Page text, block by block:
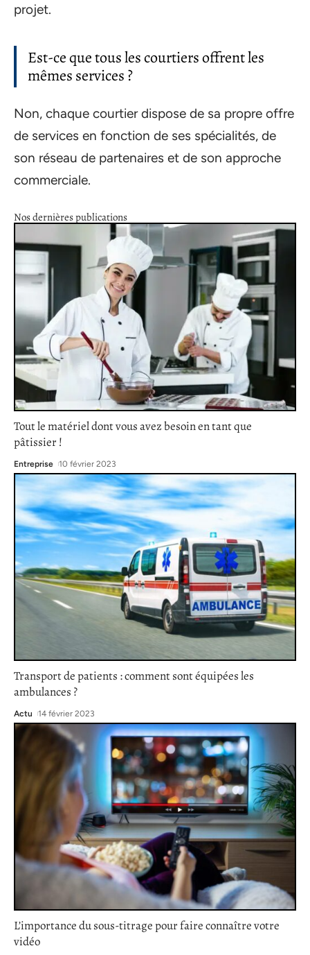
projet.
Est-ce que tous les courtiers offrent les
mêmes services ?
Non, chaque courtier dispose de sa propre offre
de services en fonction de ses spécialités, de
son réseau de partenaires et de son approche
commerciale.
Nos dernières publications
Tout le matériel dont vous avez besoin en tant que
pâtissier !
Entreprise 10 février 2023
Transport de patients : comment sont équipées les
ambulances ?
Actu 14 février 2023
L’importance du sous-titrage pour faire connaître votre
vidéo